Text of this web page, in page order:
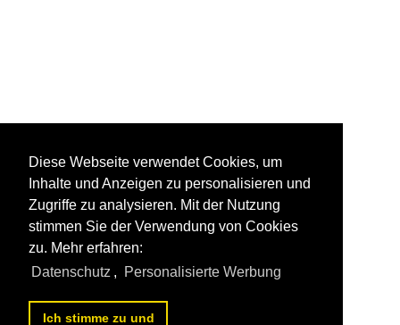
Diese Webseite verwendet Cookies, um
Inhalte und Anzeigen zu personalisieren und
Zugriffe zu analysieren. Mit der Nutzung
stimmen Sie der Verwendung von Cookies
zu. Mehr erfahren:
Datenschutz , Personalisierte Werbung
Ich stimme zu und